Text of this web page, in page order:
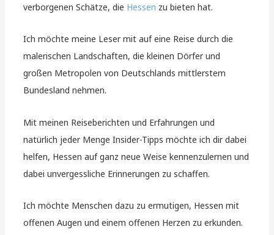
verborgenen Schätze, die Hessen zu bieten hat.
Ich möchte meine Leser mit auf eine Reise durch die
malerischen Landschaften, die kleinen Dörfer und
großen Metropolen von Deutschlands mittlerstem
Bundesland nehmen.
Mit meinen Reiseberichten und Erfahrungen und
natürlich jeder Menge Insider-Tipps möchte ich dir dabei
helfen, Hessen auf ganz neue Weise kennenzulernen und
dabei unvergessliche Erinnerungen zu schaffen.
Ich möchte Menschen dazu zu ermutigen, Hessen mit
offenen Augen und einem offenen Herzen zu erkunden.